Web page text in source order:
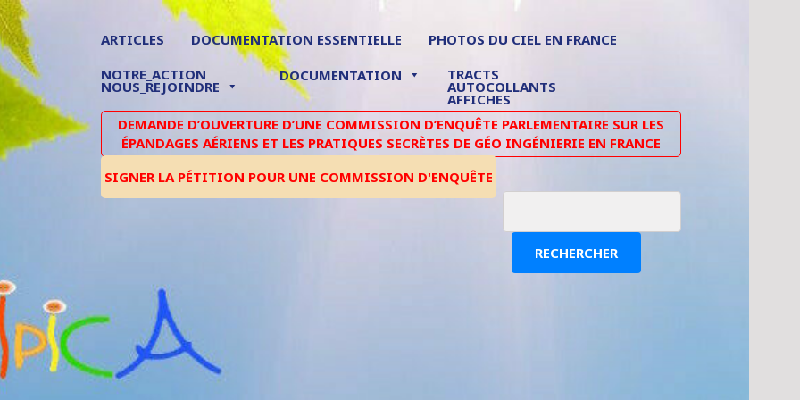
ARTICLES DOCUMENTATION ESSENTIELLE
PHOTOS DU CIEL EN FRANCE
NOTRE_ACTION
NOUS_REJOINDRE
DOCUMENTATION TRACTS
AUTOCOLLANTS
AFFICHES
DEMANDE D’OUVERTURE D’UNE COMMISSION D’ENQUÊTE PARLEMENTAIRE SUR LES
ÉPANDAGES AÉRIENS ET LES PRATIQUES SECRÈTES DE GÉO INGÉNIERIE EN FRANCE
SIGNER LA PÉTITION POUR UNE COMMISSION D'ENQUÊTE
RECHERCHER